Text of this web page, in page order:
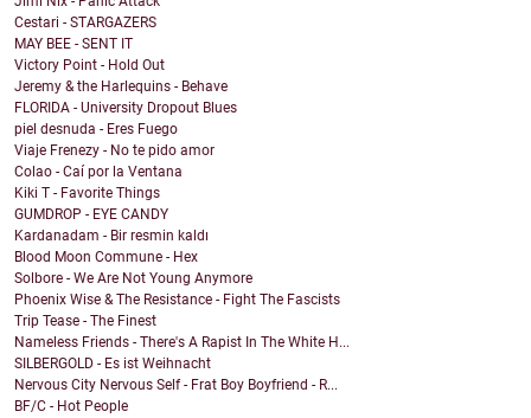
Cestari - STARGAZERS
MAY BEE - SENT IT
Victory Point - Hold Out
Jeremy & the Harlequins - Behave
FLORIDA - University Dropout Blues
piel desnuda - Eres Fuego
Viaje Frenezy - No te pido amor
Colao - Caí por la Ventana
Kiki T - Favorite Things
GUMDROP - EYE CANDY
Kardanadam - Bir resmin kaldı
Blood Moon Commune - Hex
Solbore - We Are Not Young Anymore
Phoenix Wise & The Resistance - Fight The Fascists
Trip Tease - The Finest
Nameless Friends - There's A Rapist In The White H...
SILBERGOLD - Es ist Weihnacht
Nervous City Nervous Self - Frat Boy Boyfriend - R...
BF/C - Hot People